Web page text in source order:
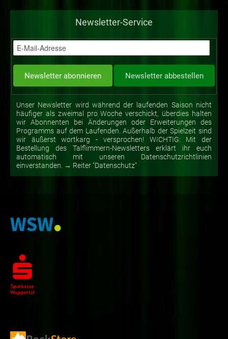
Newsletter-Service
Unser Newsletter wird während der laufenden Saison nicht
häufiger als zweimal pro Woche verschickt, überdies halten
wir Abonnenten bei Änderungen oder Erweiterungen des
Programms auf dem Laufenden. Außerhalb der Spielzeit sind
wir äußerst wortkarg - versprochen! WICHTIG: Mit der
Bestellung des Talflimmern-Newsletters erklärt ihr euch
automatisch mit unseren Datenschutzrichtlinien
einverstanden. → Reiter "Datenschutz"